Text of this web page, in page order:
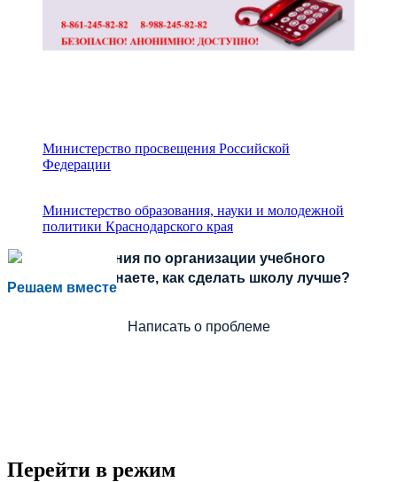
Министерство просвещения Российской
Федерации
Министерство образования, науки и молодежной
политики Краснодарского края
Решаем вместе
Есть предложения по организации учебного
процесса или знаете, как сделать школу лучше?
Написать о проблеме
Перейти в режим